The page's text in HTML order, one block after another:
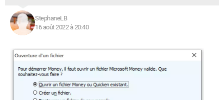
StephaneLB
16 août 2022 à 20:40